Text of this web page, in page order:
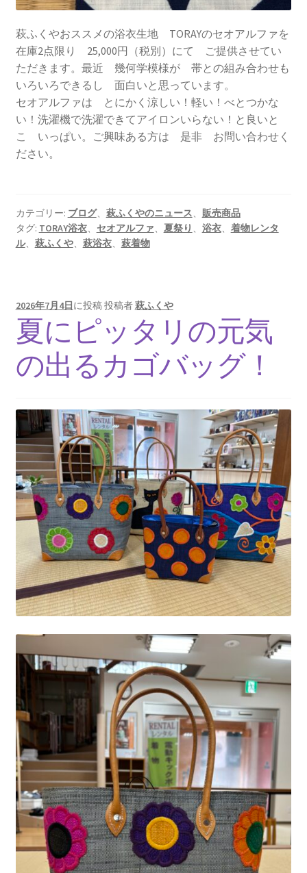
萩ふくやおススメの浴衣生地 TORAYのセオアルファを
在庫2点限り 25,000円（税別）にて ご提供させてい
ただきます。最近 幾何学模様が 帯との組み合わせも
いろいろできるし 面白いと思っています。
セオアルファは とにかく涼しい！軽い！べとつかな
い！洗濯機で洗濯できてアイロンいらない！と良いと
こ いっぱい。ご興味ある方は 是非 お問い合わせく
ださい。
カテゴリー: ブログ、 萩ふくやのニュース
販売商品
タグ: TORAY浴衣、 セオアルファ 夏祭り 浴衣、 着物レンタ
ル、 萩ふくや、 萩浴衣、 萩着物
2026年7月4日 に投稿投稿者萩ふくや
夏にピッタリの元気
の出るカゴバッグ！